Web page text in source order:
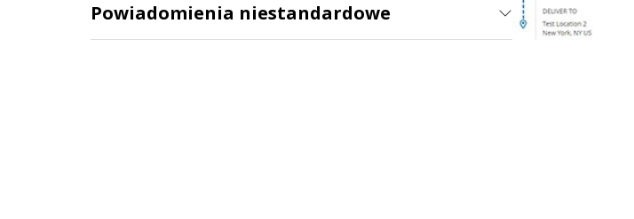
Powiadomienia niestandardowe